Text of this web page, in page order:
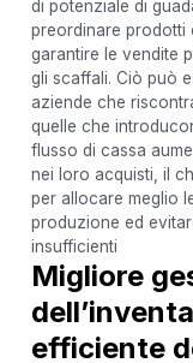
di potenziale di
preordinare prodotti
garantire le vendite
gli scaffali. Ciò può
aziende che
quelle che
flusso di cassa
nei loro acquisti, il
per allocare meglio
produzione ed
insufficienti
Migliore
efficiente